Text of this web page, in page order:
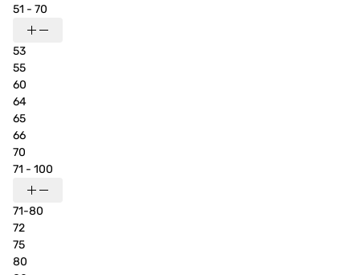
51 - 70
53
55
60
64
65
66
70
71 - 100
71-80
72
75
80